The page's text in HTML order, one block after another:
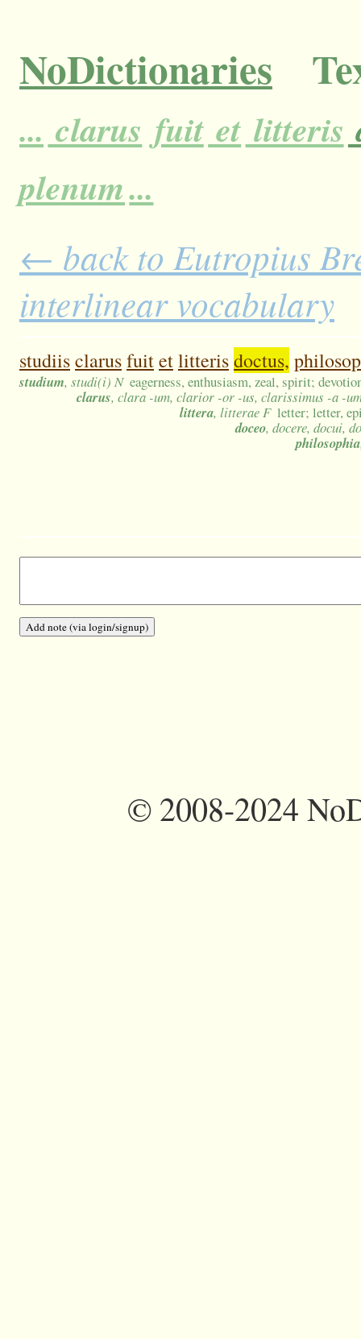
NoDictionaries
... clarus fuit et litteris
plenum...
← back to Eutropius
interlinear vocabulary
studiisclarusfuitetlitterisdoctus,
studium, studi(i) N eagerness, enthusiasm, zeal, spirit;
clarus, clara -um, clarior -or -us, clarissimus -a -
littera, litterae F letter; letter,
doceo, docere, docui,
philosophia
©2008-2024